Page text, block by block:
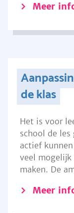
Meer
de klas
Het is voor
school de les
actief
veel
maken. De
Meer